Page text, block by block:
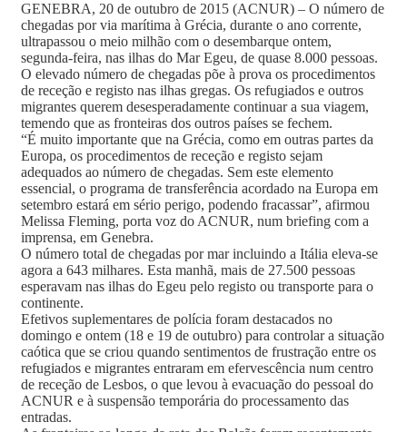
GENEBRA, 20 de outubro de 2015 (ACNUR) – O número de
chegadas por via marítima à Grécia, durante o ano corrente,
ultrapassou o meio milhão com o desembarque ontem,
segunda-feira, nas ilhas do Mar Egeu, de quase 8.000 pessoas.
O elevado número de chegadas põe à prova os procedimentos
de receção e registo nas ilhas gregas. Os refugiados e outros
migrantes querem desespera­damente continuar a sua viagem,
temendo que as fronteiras dos outros países se fechem.
“É muito importante que na Grécia, como em outras partes da
Europa, os procedimentos de receção e registo sejam
adequados ao número de chegadas. Sem este elemento
essencial, o programa de transferência acordado na Europa em
setembro estará em sério perigo, podendo fracassar”, afirmou
Melissa Fleming, porta voz do ACNUR, num briefing com a
imprensa, em Genebra.
O número total de chegadas por mar incluindo a Itália eleva-se
agora a 643 milhares. Esta manhã, mais de 27.500 pessoas
esperavam nas ilhas do Egeu pelo registo ou transporte para o
continente.
Efetivos suplementares de polícia foram destacados no
domingo e ontem (18 e 19 de outubro) para controlar a situação
caótica que se criou quando sentimentos de frustração entre os
refugiados e migrantes entraram em efervescência num centro
de receção de Lesbos, o que levou à evacuação do pessoal do
ACNUR e à suspensão temporária do processamento das
entradas.